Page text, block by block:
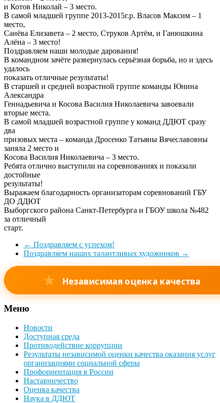
и Котов Николай – 3 место.
В самой младшей группе 2013-2015г.р. Власов Максим – 1
место,
Санёва Елизавета – 2 место, Струков Артём, и Ганюшкина
Алёна – 3 место!
Поздравляем наши молодые дарования!
В командном зачёте развернулась серьёзная борьба, но и здесь
удалось
показать отличные результаты!
В старшей и средней возрастной группе команды Юнина
Александра
Геннадьевича и Косова Василия Николаевича завоевали
вторые места.
В самой младшей возрастной группе у команд ДДЮТ сразу
два
призовых места – команда Дросенко Татьяны Вячеславовны
заняла 2 место и
Косова Василия Николаевича – 3 место.
Ребята отлично выступили на соревнованиях и показали
достойные
результаты!
Выражаем благодарность организаторам соревнований ГБУ
ДО ДДЮТ
Выборгского района Санкт-Петербурга и ГБОУ школа №482
за отличный
старт.
← Поздравляем с успехом!
Поздравляем наших талантливых художников →
Независимая оценка качества
Меню
Новости
Доступная среда
Противодействие коррупции
Результаты независимой оценки качества оказания услуг
организациями социальной сферы
Профориентация в России
Наставничество
Оценка качества
Наука в ДДЮТ